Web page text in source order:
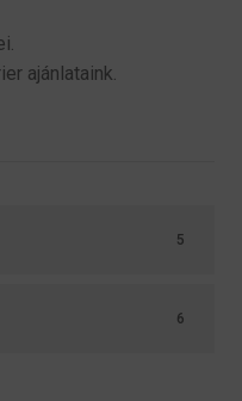
ajánlataink.
5
6